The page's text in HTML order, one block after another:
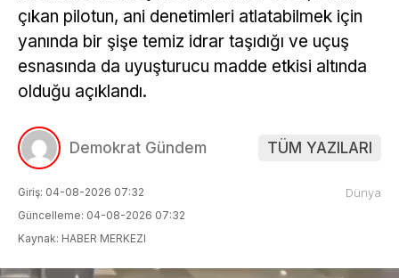
çıkan pilotun, ani denetimleri atlatabilmek için
yanında bir şişe temiz idrar taşıdığı ve uçuş
esnasında da uyuşturucu madde etkisi altında
olduğu açıklandı.
Demokrat Gündem TÜM YAZILARI
Giriş: 04-08-2026 07:32
Güncelleme: 04-08-2026 07:32
Kaynak: HABER MERKEZI
Dünya